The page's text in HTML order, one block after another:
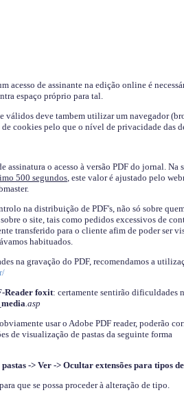
acesso de assinante na edição online é
espaço próprio para tal.
válidos deve tambem utilizar um navegador
de cookies pelo que o nível de privacidade das
assinatura o acesso à versão PDF do jornal. Na
500 segundos, este valor é ajustado pelo
na distribuição de PDF's, não só sobre
o site, tais como pedidos excessivos de
transferido para o cliente afim de poder ser
habituados.
na gravação do PDF, recomendamos a
Reader foxit: certamente sentirão dificuldades
.asp
usar o Adobe PDF reader, poderão
de visualização de pastas da seguinte forma
-> Ver -> Ocultar extensões para tipos
que se possa proceder à alteração de tipo.